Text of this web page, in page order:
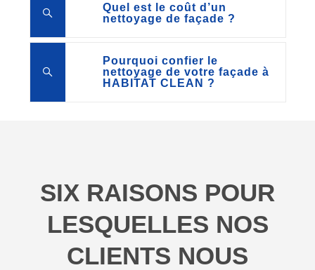
Quel est le coût d’un
nettoyage de façade ?
Pourquoi confier le
nettoyage de votre façade à
HABITAT CLEAN ?
SIX RAISONS POUR
LESQUELLES NOS
CLIENTS NOUS